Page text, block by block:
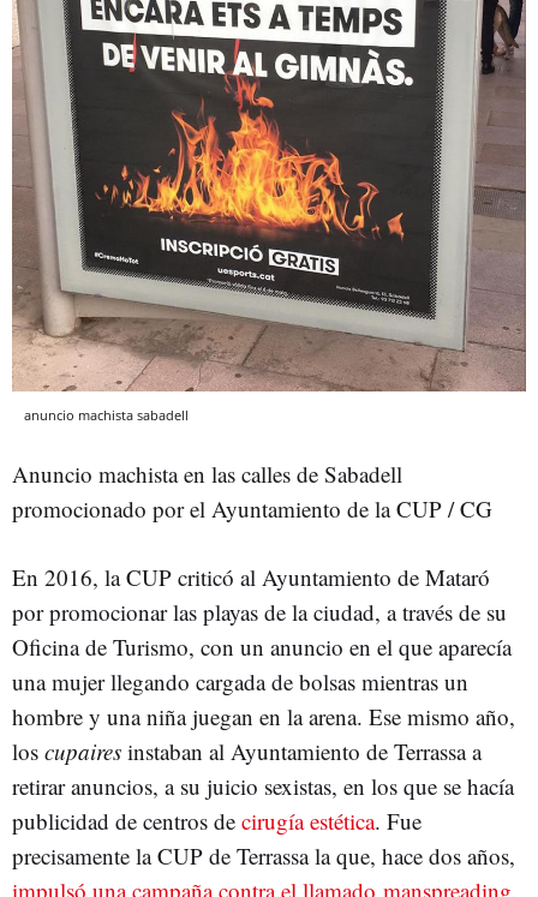
anuncio machista sabadell
Anuncio machista en las calles de Sabadell
promocionado por el Ayuntamiento de la CUP / CG
En 2016, la CUP criticó al Ayuntamiento de Mataró
por promocionar las playas de la ciudad, a través de su
Oficina de Turismo, con un anuncio en el que aparecía
una mujer llegando cargada de bolsas mientras un
hombre y una niña juegan en la arena. Ese mismo año,
los cupaires instaban al Ayuntamiento de Terrassa a
retirar anuncios, a su juicio sexistas, en los que se hacía
publicidad de centros de cirugía estética. Fue
precisamente la CUP de Terrassa la que, hace dos años,
impulsó una campaña contra el llamado manspreading,